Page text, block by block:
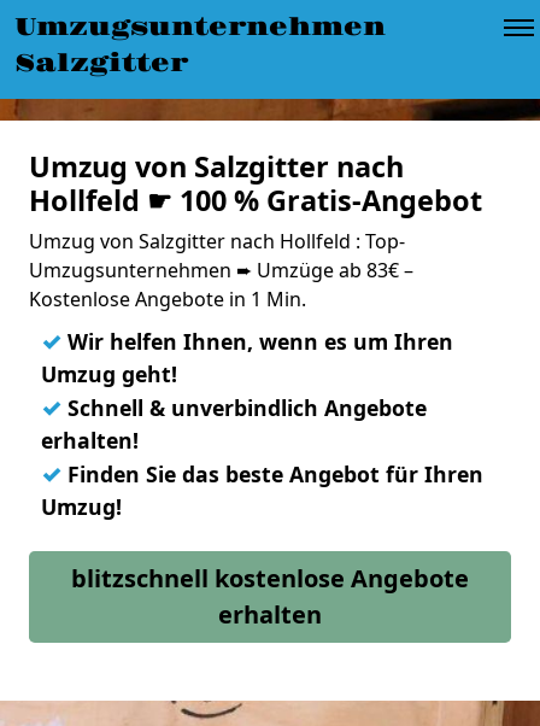
Umzugsunternehmen
Salzgitter
Umzug von Salzgitter nach
Hollfeld ☛ 100 % Gratis-Angebot
Umzug von Salzgitter nach Hollfeld : Top-
Umzugsunternehmen ➨ Umzüge ab 83€ –
Kostenlose Angebote in 1 Min.
✓ Wir helfen Ihnen, wenn es um Ihren
Umzug geht!
✓ Schnell & unverbindlich Angebote
erhalten!
✓ Finden Sie das beste Angebot für Ihren
Umzug!
blitzschnell kostenlose Angebote
erhalten